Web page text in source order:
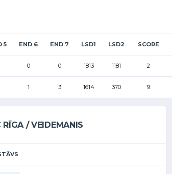
5 END 6 END 7 LSD1 LSD2 SCORE
0 0 1813 1181 2
1 3 1614 370 9
RĪGA / VEIDEMANIS